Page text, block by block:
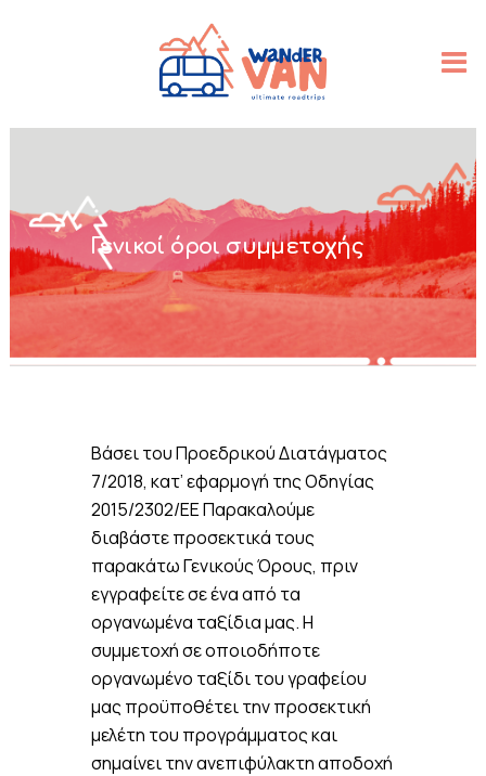
Γενικοί όροι συμμετοχής
Βάσει του Προεδρικού Διατάγματος
7/2018, κατ’ εφαρμογή της Οδηγίας
2015/2302/ΕΕ Παρακαλούμε
διαβάστε προσεκτικά τους
παρακάτω Γενικούς Όρους, πριν
εγγραφείτε σε ένα από τα
οργανωμένα ταξίδια μας. Η
συμμετοχή σε οποιοδήποτε
οργανωμένο ταξίδι του γραφείου
μας προϋποθέτει την προσεκτική
μελέτη του προγράμματος και
σημαίνει την ανεπιφύλακτη αποδοχή